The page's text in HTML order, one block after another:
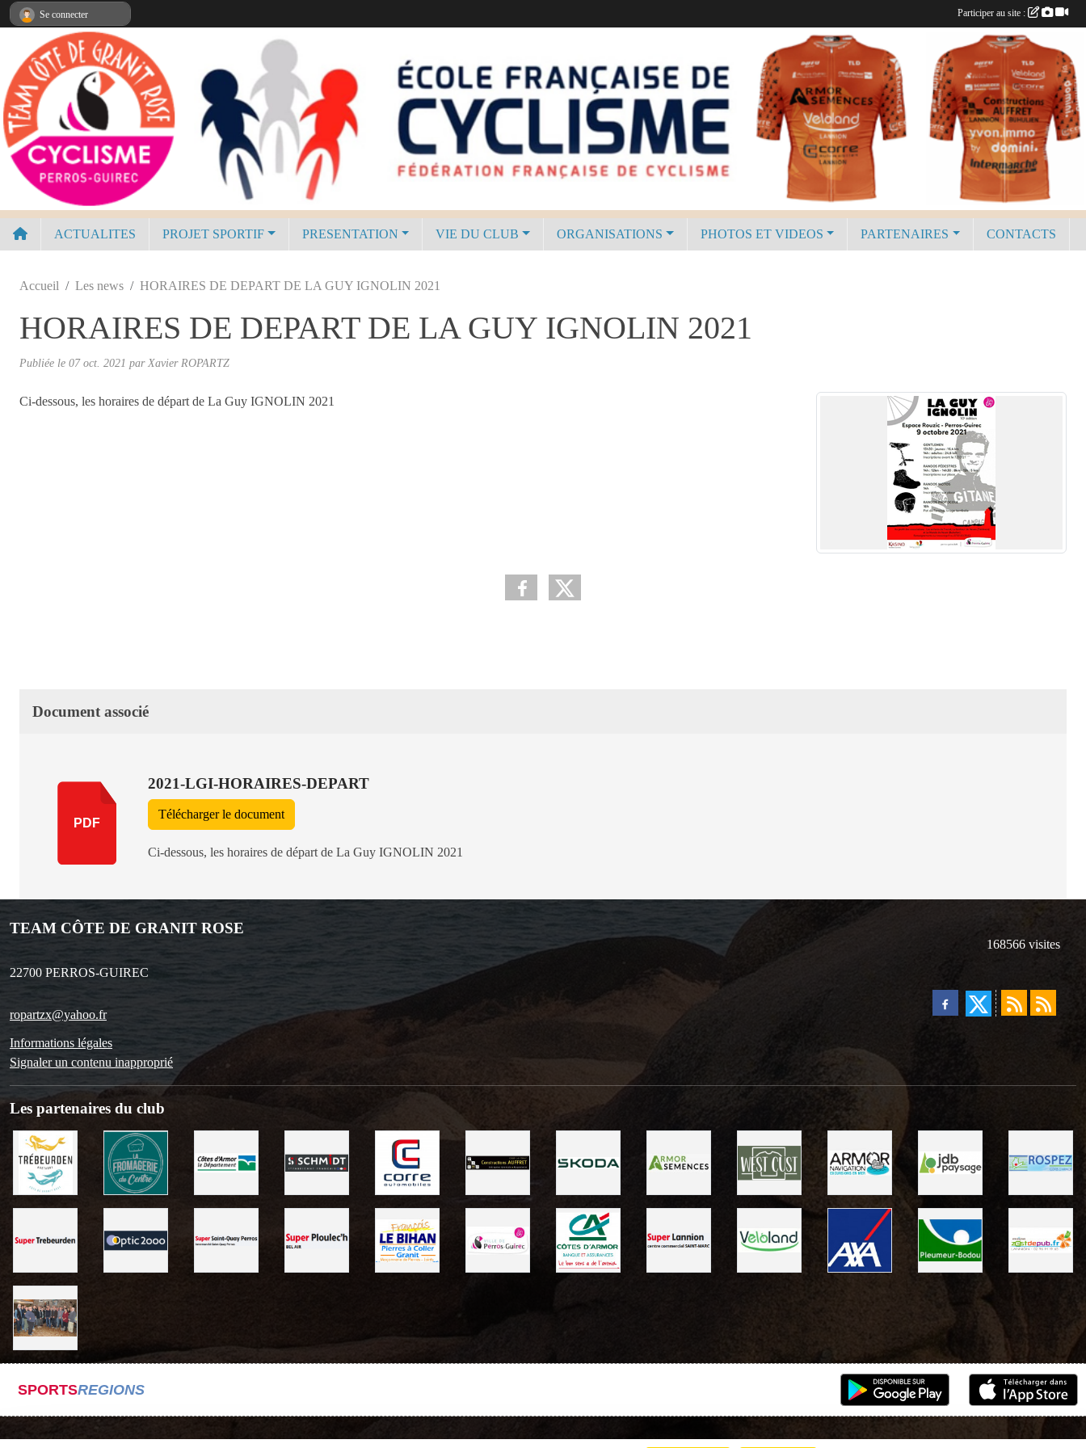
ACTUALITES PROJET SPORTIF PRESENTATION VIE DU CLUB ORGANISATIONS PHOTOS ET VIDEOS PARTENAIRES CONTACTS
Accueil Les news HORAIRES DE DEPART DE LA GUY IGNOLIN 2021
HORAIRES DE DEPART DE LA GUY IGNOLIN 2021
Publiée le 07 oct. 2021 par Xavier ROPARTZ
Ci-dessous, les horaires de départ de La Guy IGNOLIN 2021
Document associé
PDF
2021-LGI-HORAIRES-DEPART
Télécharger le document
Ci-dessous, les horaires de départ de La Guy IGNOLIN 2021
TEAM CÔTE DE GRANIT ROSE
22700 PERROS-GUIREC
ropartzx@yahoo.fr
Informations légales
Signaler un contenu inapproprié
168566 visites
Les partenaires du club
SPORTSREGIONS
Se connecter Participer au site :
Panneau de gestion des cookies